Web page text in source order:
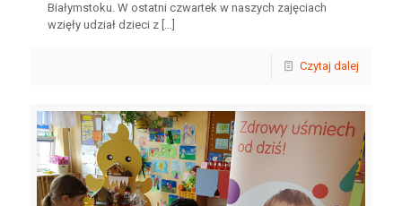
Białymstoku. W ostatni czwartek w naszych zajęciach
wzięły udział dzieci z […]
Czytaj dalej